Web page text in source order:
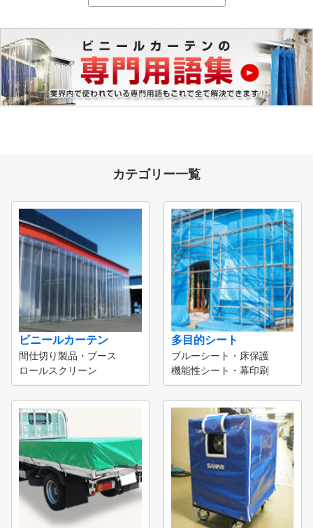
カテゴリー一覧
ビニールカーテン
間仕切り製品・ブース
ロールスクリーン
多目的シート
ブルーシート・床保護
機能性シート・幕印刷